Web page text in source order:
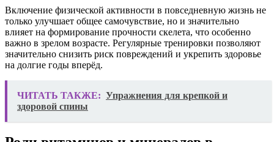
Включение физической активности в повседневную жизнь не
только улучшает общее самочувствие, но и значительно
влияет на формирование прочности скелета, что особенно
важно в зрелом возрасте. Регулярные тренировки позволяют
значительно снизить риск повреждений и укрепить здоровье
на долгие годы вперёд.
ЧИТАТЬ ТАКЖЕ: Упражнения для крепкой и
здоровой спины